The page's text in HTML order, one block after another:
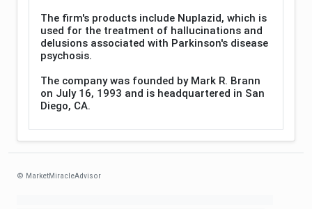
The firm's products include Nuplazid, which is
used for the treatment of hallucinations and
delusions associated with Parkinson's disease
psychosis.
The company was founded by Mark R. Brann
on July 16, 1993 and is headquartered in San
Diego, CA.
© MarketMiracleAdvisor